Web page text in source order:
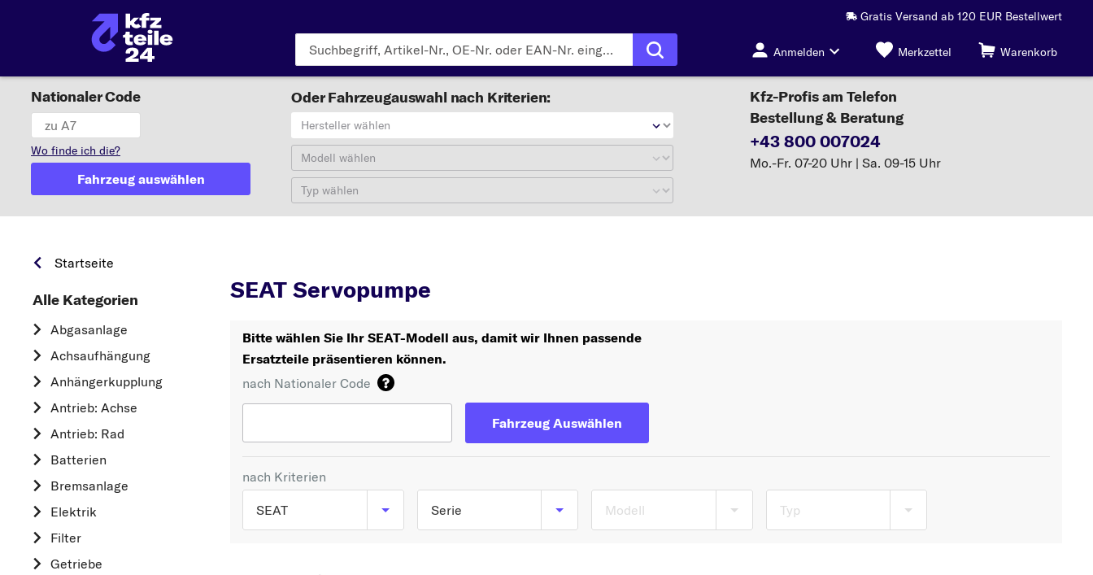
Gratis Versand ab 120 EUR Bestellwert
Anmelden Merkzettel Warenkorb
Nationaler Code
Wo finde ich die?
Fahrzeug auswählen
Oder Fahrzeugauswahl nach Kriterien:
Hersteller wählen
Modell wählen
Typ wählen
Kfz-Profis am Telefon
Bestellung & Beratung
+43 800 007024
Mo.-Fr. 07-20 Uhr | Sa. 09-15 Uhr
Startseite
Alle Kategorien
Abgasanlage
Achsaufhängung
Anhängerkupplung
Antrieb: Achse
Antrieb: Rad
Batterien
Bremsanlage
Elektrik
Filter
Getriebe
SEAT Servopumpe
Bitte wählen Sie Ihr SEAT-Modell aus, damit wir Ihnen passende
Ersatzteile präsentieren können.
nach Nationaler Code
Fahrzeug Auswählen
nach Kriterien
SEAT Serie Modell Typ